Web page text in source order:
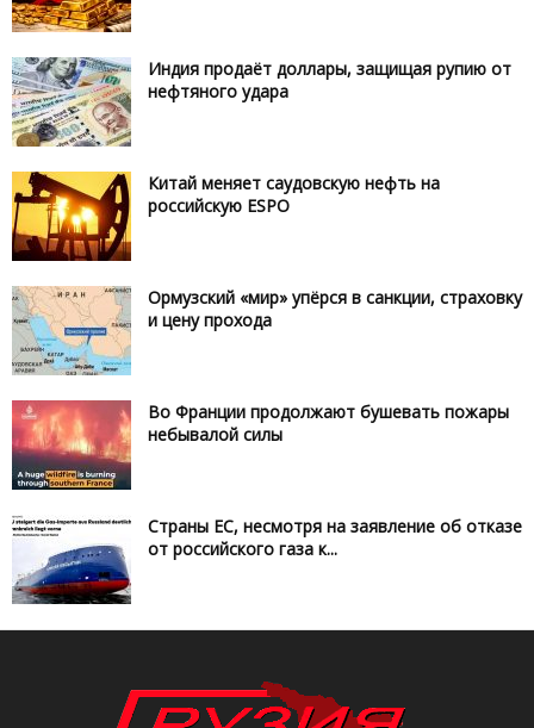
Индия продаёт доллары, защищая рупию от
нефтяного удара
Китай меняет саудовскую нефть на
российскую ESPO
Ормузский «мир» упёрся в санкции, страховку
и цену прохода
Во Франции продолжают бушевать пожары
небывалой силы
Страны ЕС, несмотря на заявление об отказе
от российского газа к...